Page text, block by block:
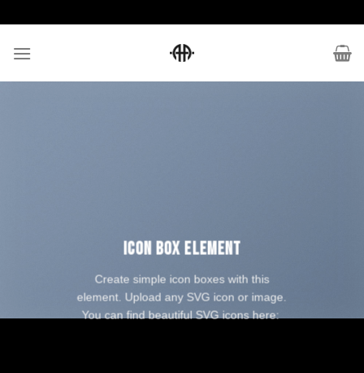
content
ICON BOX ELEMENT
Create simple icon boxes with this
element. Upload any SVG icon or image.
You can find beautiful SVG icons here: